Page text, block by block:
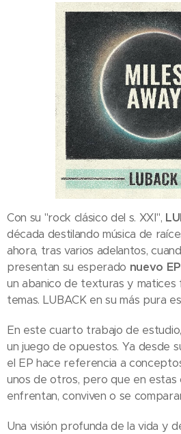
Con su "rock clásico del s. XXI",
década destilando música de
ahora, tras varios adelantos,
presentan su esperado nuevo EP
un abanico de texturas y
temas. LUBACK en su más pura
En este cuarto trabajo de
un juego de opuestos. Ya desde
el EP hace referencia a
unos de otros, pero que en estas
enfrentan, conviven o se
Una visión profunda de la vida y